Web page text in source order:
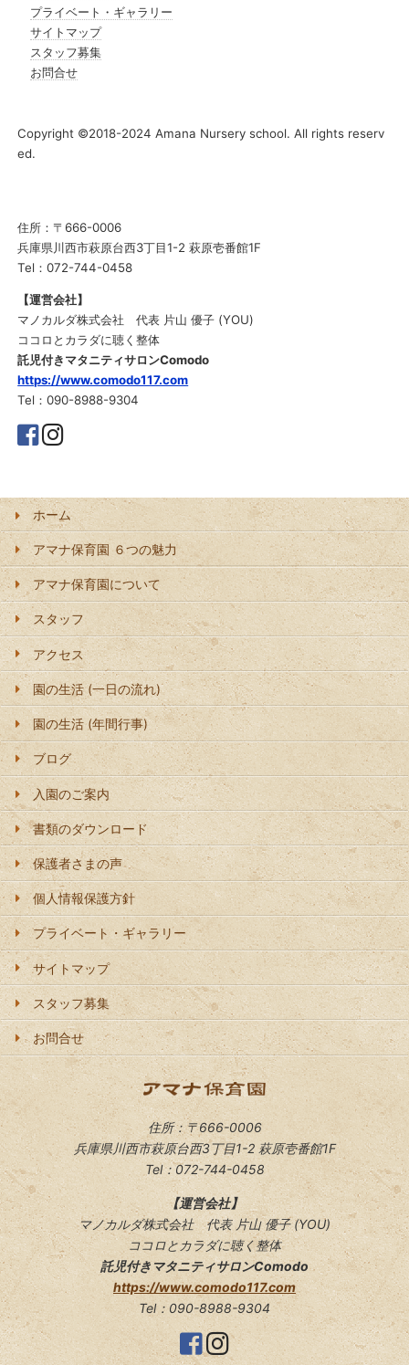
プライベート・ギャラリー
サイトマップ
スタッフ募集
お問合せ
Copyright ©2018-2024 Amana Nursery school. All rights reserv
ed.
住所：〒666-0006
兵庫県川西市萩原台西3丁目1-2 萩原壱番館1F
Tel：072-744-0458
【運営会社】
マノカルダ株式会社 代表 片山 優子 (YOU)
ココロとカラダに聴く整体
託児付きマタニティサロンComodo
https://www.comodo117.com
Tel：090-8988-9304
ホーム
アマナ保育園 ６つの魅力
アマナ保育園について
スタッフ
アクセス
園の生活 (一日の流れ)
園の生活 (年間行事)
ブログ
入園のご案内
書類のダウンロード
保護者さまの声
個人情報保護方針
プライベート・ギャラリー
サイトマップ
スタッフ募集
お問合せ
住所：〒666-0006
兵庫県川西市萩原台西3丁目1-2 萩原壱番館1F
Tel：072-744-0458
【運営会社】
マノカルダ株式会社 代表 片山 優子 (YOU)
ココロとカラダに聴く整体
託児付きマタニティサロンComodo
https://www.comodo117.com
Tel：090-8988-9304